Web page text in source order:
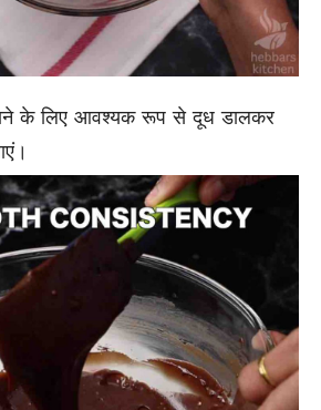
के लिए आवश्यक रूप से दूध डालकर